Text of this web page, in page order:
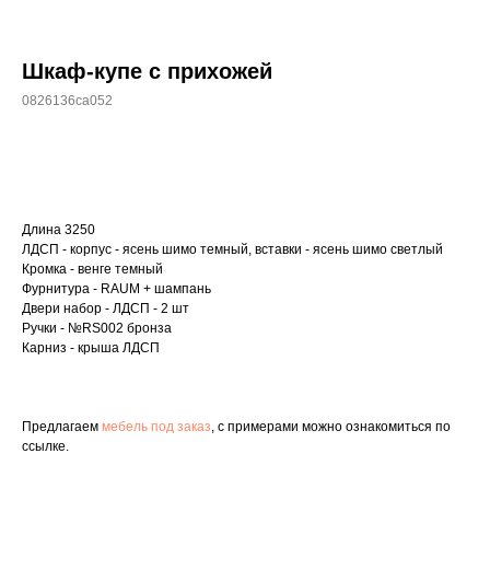
Шкаф-купе с прихожей
0826136ca052
Длина 3250
ЛДСП - корпус - ясень шимо темный, вставки - ясень шимо светлый
Кромка - венге темный
Фурнитура - RAUM + шампань
Двери набор - ЛДСП - 2 шт
Ручки - №RS002 бронза
Карниз - крыша ЛДСП
Предлагаем мебель под заказ, с примерами можно ознакомиться по
ссылке.